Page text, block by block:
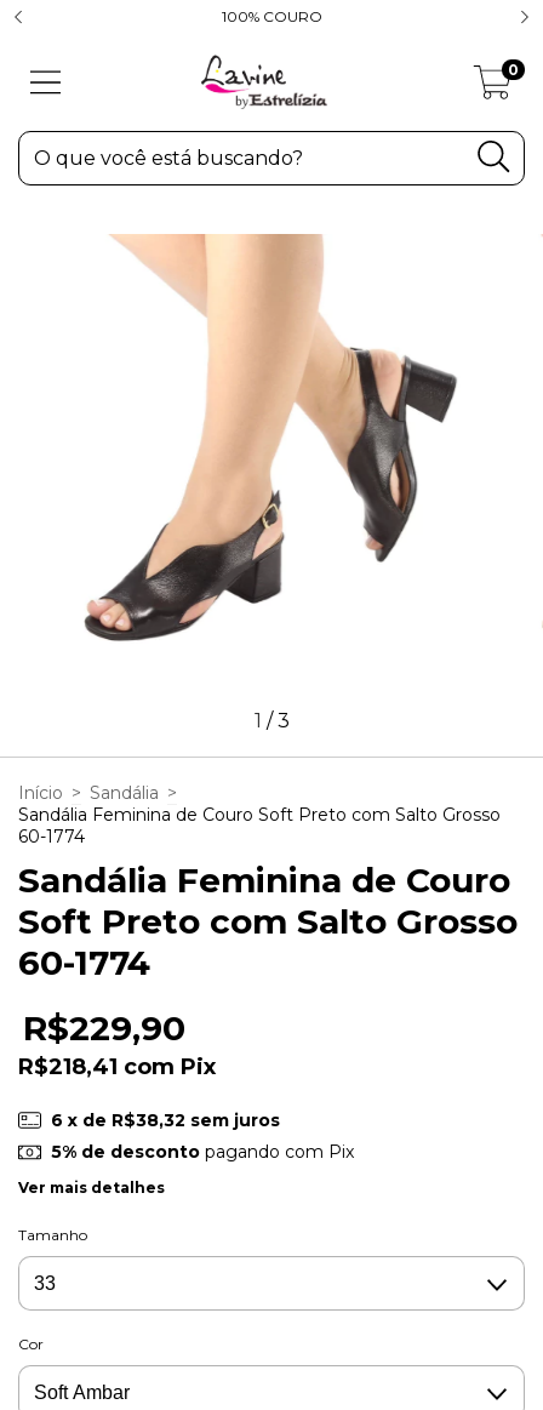
100% COURO
0
1 /3
Início > Sandália >
Sandália Feminina de Couro Soft Preto com Salto Grosso
60-1774
Sandália Feminina de Couro
Soft Preto com Salto Grosso
60-1774
R$229,90
R$218,41 com Pix
6 x de R$38,32 sem juros
5% de descontopagando com Pix
Ver mais detalhes
Tamanho
Cor